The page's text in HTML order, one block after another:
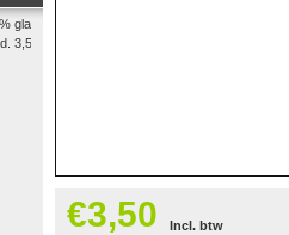
glanskatoen,25 gr.
3,5-4. ca. 140m, 50 gr.
€3,50 Incl. btw